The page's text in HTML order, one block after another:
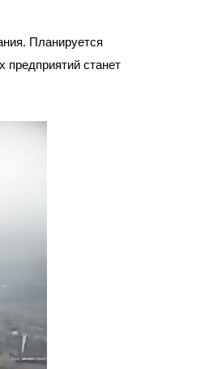
Планируется
предприятий станет